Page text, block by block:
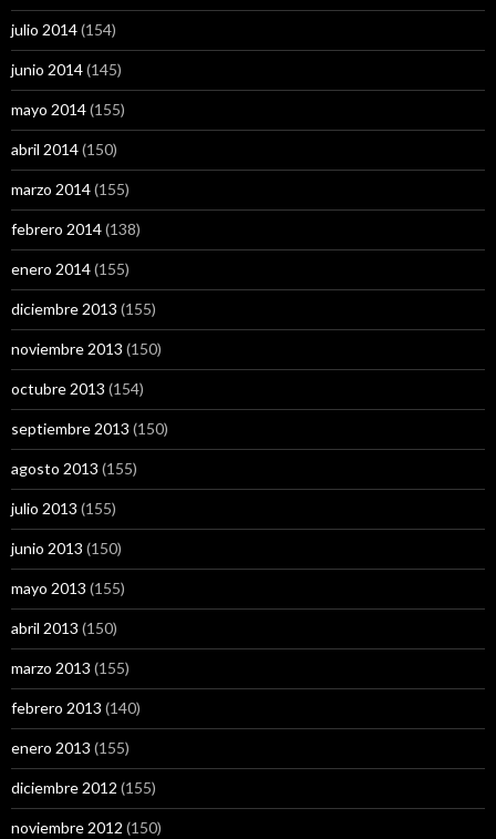
julio 2014(154)
junio 2014(145)
mayo 2014(155)
abril 2014(150)
marzo 2014(155)
febrero 2014(138)
enero 2014(155)
diciembre 2013 (155)
noviembre 2013 (150)
octubre 2013 (154)
septiembre 2013 (150)
agosto 2013 (155)
julio 2013 (155)
junio 2013 (150)
mayo 2013 (155)
abril 2013 (150)
marzo 2013 (155)
febrero 2013 (140)
enero 2013 (155)
diciembre 2012 (155)
noviembre 2012 (150)